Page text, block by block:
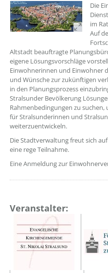
???
Die
im
Auf
Altstadt beauftragte
eigene Lösungsvorschläge
Einwohnerinnen und Einwohner
und Wünsche zur zukünftigen
in den Planungsprozess
Stralsunder Bevölkerung
Rahmenbedingungen zu
für Stralsunderinnen und
weiterzuentwickeln.
Die Stadtverwaltung freut sich
eine rege Teilnahme.
Eine Anmeldung zur
Veranstalter: